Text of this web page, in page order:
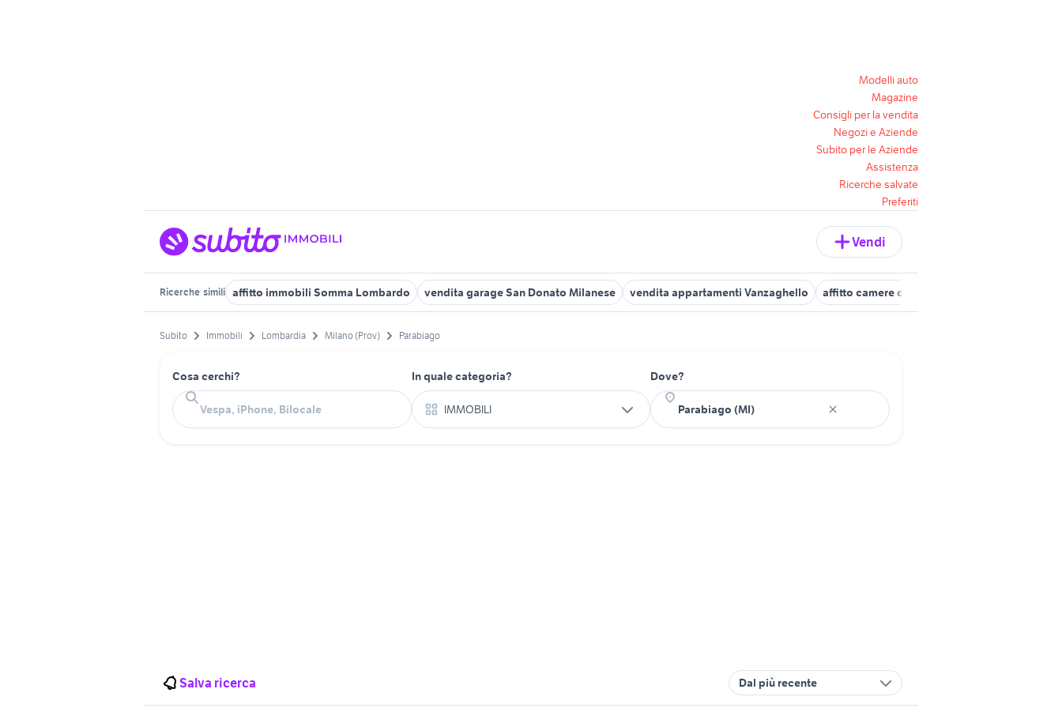
Modelli auto
Magazine
Consigli per la vendita
Negozi e Aziende
Subito per le Aziende
Assistenza
Ricerche salvate
Preferiti
Vendi
Ricerche simili affitto immobili Somma Lombardo vendita garage San Donato Milanese vendita appartamenti Vanzaghello affitto camere cernusco sul naviglio
Subito Immobili Lombardia Milano (Prov) Parabiago
Cosa cerchi? In quale categoria?
IMMOBILI
Dove?
Salva ricerca Dal più recente